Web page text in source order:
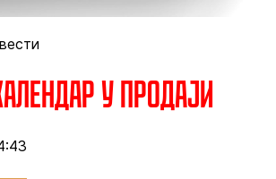
у продаји